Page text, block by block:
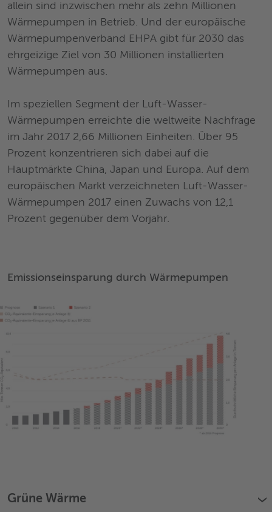
allein sind inzwischen mehr als zehn Millionen
Wärmepumpen in Betrieb. Und der europäische
Wärmepumpenverband EHPA gibt für 2030 das
ehrgeizige Ziel von 30 Millionen installierten
Wärmepumpen aus.
Im speziellen Segment der Luft-Wasser-
Wärmepumpen erreichte die weltweite Nachfrage
im Jahr 2017 2,66 Millionen Einheiten. Über 95
Prozent konzentrieren sich dabei auf die
Hauptmärkte China, Japan und Europa. Auf dem
europäischen Markt verzeichneten Luft-Wasser-
Wärmepumpen 2017 einen Zuwachs von 12,1
Prozent gegenüber dem Vorjahr.
Emissionseinsparung durch Wärmepumpen
Grüne Wärme ›